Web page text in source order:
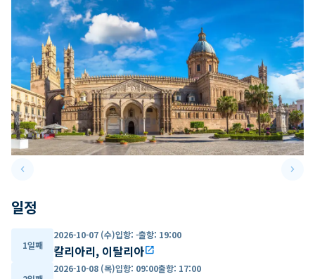
keyboard_arrow_leftPrevious slide keyboard_arrow_right
일정
1일째
2026-10-07 (수)입항: -출항: 19:00
칼리아리, 이탈리아open_in_new
2026-10-08 (목)입항: 09:00출항: 17:00